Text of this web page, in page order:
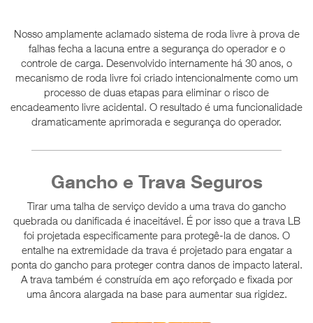
Nosso amplamente aclamado sistema de roda livre à prova de
falhas fecha a lacuna entre a segurança do operador e o
controle de carga. Desenvolvido internamente há 30 anos, o
mecanismo de roda livre foi criado intencionalmente como um
processo de duas etapas para eliminar o risco de
encadeamento livre acidental. O resultado é uma funcionalidade
dramaticamente aprimorada e segurança do operador.
Gancho e Trava Seguros
Tirar uma talha de serviço devido a uma trava do gancho
quebrada ou danificada é inaceitável. É por isso que a trava LB
foi projetada especificamente para protegê-la de danos. O
entalhe na extremidade da trava é projetado para engatar a
ponta do gancho para proteger contra danos de impacto lateral.
A trava também é construída em aço reforçado e fixada por
uma âncora alargada na base para aumentar sua rigidez.